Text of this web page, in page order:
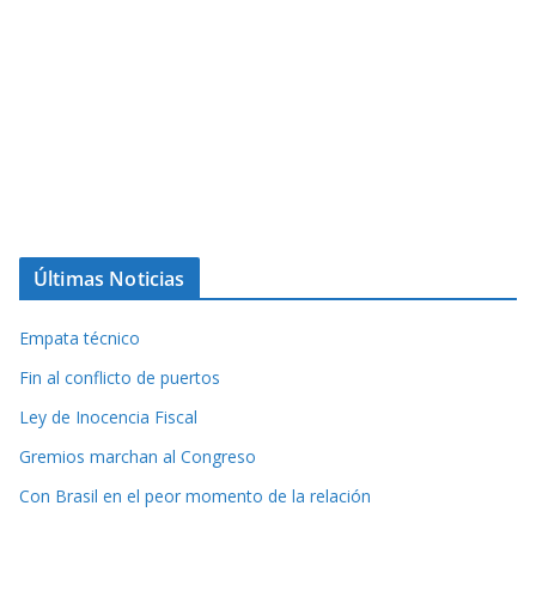
Últimas Noticias
Empata técnico
Fin al conflicto de puertos
Ley de Inocencia Fiscal
Gremios marchan al Congreso
Con Brasil en el peor momento de la relación